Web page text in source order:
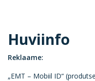
Huviinfo
Reklaame:
„EMT – Mobiil ID“